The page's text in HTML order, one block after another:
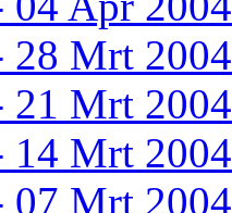
28 Mrt 2004
21 Mrt 2004
14 Mrt 2004
07 Mrt 2004